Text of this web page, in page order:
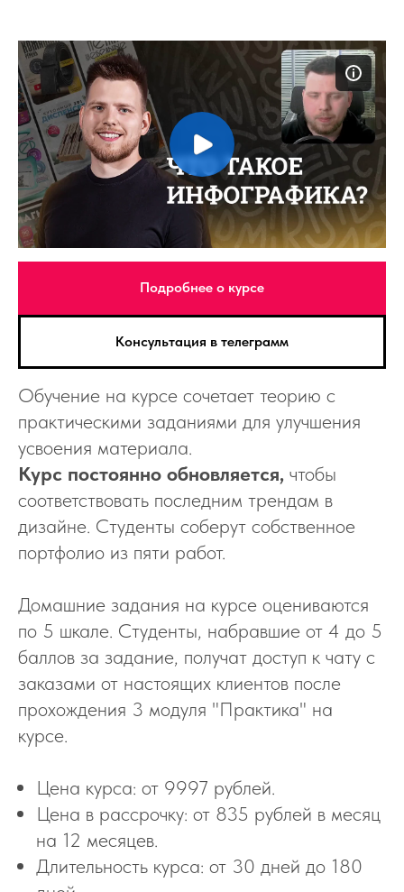
Подробнее о курсе
Консультация в телеграмм
Обучение на курсе сочетает теорию с
практическими заданиями для улучшения
усвоения материала.
Курс постоянно обновляется, чтобы
соответствовать последним трендам в
дизайне. Студенты соберут собственное
портфолио из пяти работ.
Домашние задания на курсе оцениваются
по 5 шкале. Студенты, набравшие от 4 до 5
баллов за задание, получат доступ к чату с
заказами от настоящих клиентов после
прохождения 3 модуля "Практика" на
курсе.
Цена курса: от 9997 рублей.
Цена в рассрочку: от 835 рублей в месяц
на 12 месяцев.
Длительность курса: от 30 дней до 180